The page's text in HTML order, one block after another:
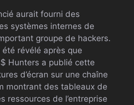
aurait fourni des
systèmes internes de
groupe de hackers.
révélé après que
Hunters a publié cette
d’écran sur une chaîne
montrant des tableaux de
ressources de l’entreprise